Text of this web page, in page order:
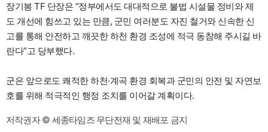
장기봉 TF 단장은 “정부에서도 대대적으로 불법 시설물 정비와 제
도 개선에 힘쓰고 있는 만큼, 군민 여러분도 자진 철거와 신속한 신
고를 통해 안전하고 깨끗한 하천 환경 조성에 적극 동참해 주시길 바
란다”고 당부했다.
군은 앞으로도 쾌적한 하천·계곡 환경 회복과 군민의 안전 및 자연보
호를 위해 적극적인 행정 조치를 이어갈 계획이다.
저작권자 © 세종타임즈 무단전재 및 재배포 금지